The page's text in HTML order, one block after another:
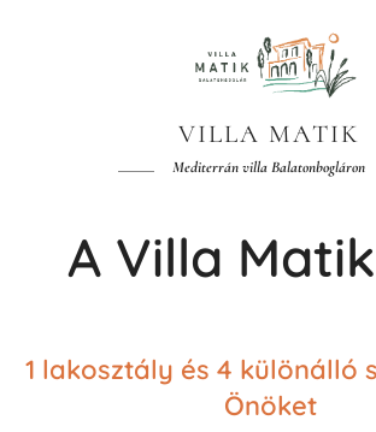
VILLA MATIK
Mediterrán villa Balatonbogláron
A Villa
1 lakosztály és 4 különálló
Önöket